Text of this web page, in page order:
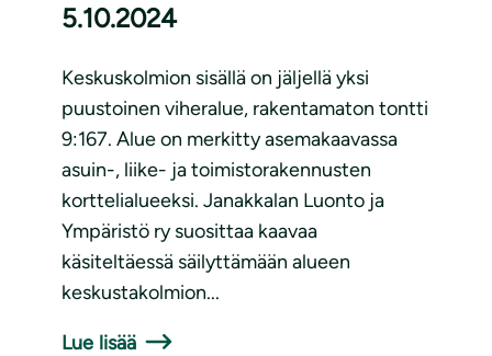
5.10.2024
Keskuskolmion sisällä on jäljellä yksi
puustoinen viheralue, rakentamaton tontti
9:167. Alue on merkitty asemakaavassa
asuin-, liike- ja toimistorakennusten
korttelialueeksi. Janakkalan Luonto ja
Ympäristö ry suosittaa kaavaa
käsiteltäessä säilyttämään alueen
keskustakolmion...
Lue lisää